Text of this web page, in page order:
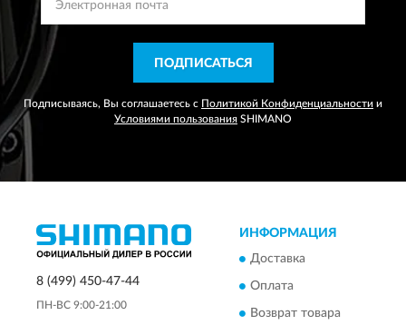
ПОДПИСАТЬСЯ
Подписываясь, Вы соглашаетесь с Политикой Конфиденциальности и
Условиями пользования SHIMANO
8 (499) 450-47-44
ПН-ВС 9:00-21:00
ИНФОРМАЦИЯ
Доставка
Оплата
Возврат товара